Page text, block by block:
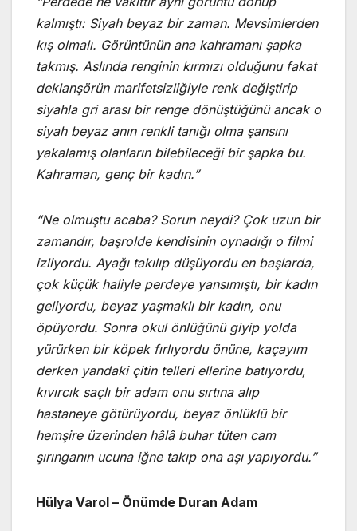
kalmıştı: Siyah beyaz bir zaman. Mevsimlerden
kış olmalı. Görüntünün ana kahramanı şapka
takmış. Aslında renginin kırmızı olduğunu fakat
deklanşörün marifetsizliğiyle renk değiştirip
siyahla gri arası bir renge dönüştüğünü ancak o
siyah beyaz anın renkli tanığı olma şansını
yakalamış olanların bilebileceği bir şapka bu.
Kahraman, genç bir kadın.”
“Ne olmuştu acaba? Sorun neydi? Çok uzun bir
zamandır, başrolde kendisinin oynadığı o filmi
izliyordu. Ayağı takılıp düşüyordu en başlarda,
çok küçük haliyle perdeye yansımıştı, bir kadın
geliyordu, beyaz yaşmaklı bir kadın, onu
öpüyordu. Sonra okul önlüğünü giyip yolda
yürürken bir köpek fırlıyordu önüne, kaçayım
derken yandaki çitin telleri ellerine batıyordu,
kıvırcık saçlı bir adam onu sırtına alıp
hastaneye götürüyordu, beyaz önlüklü bir
hemşire üzerinden hâlâ buhar tüten cam
şırınganın ucuna iğne takıp ona aşı yapıyordu.”
Hülya Varol – Önümde Duran Adam